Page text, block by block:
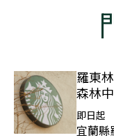
羅東
森林
即日起
宜蘭縣